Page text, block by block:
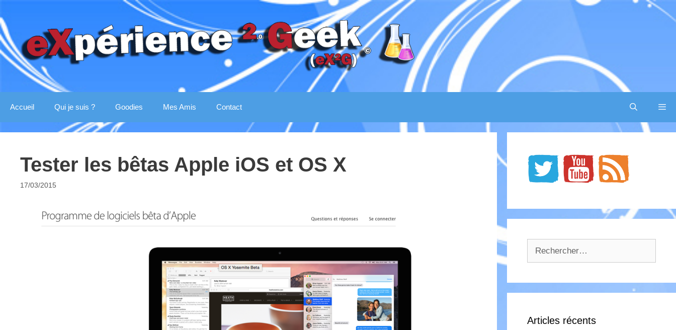
au
contenu
Accueil Qui je suis ? Goodies Mes Amis Contact
Tester les bêtas Apple iOS et OS X
17/03/2015
Articles récents